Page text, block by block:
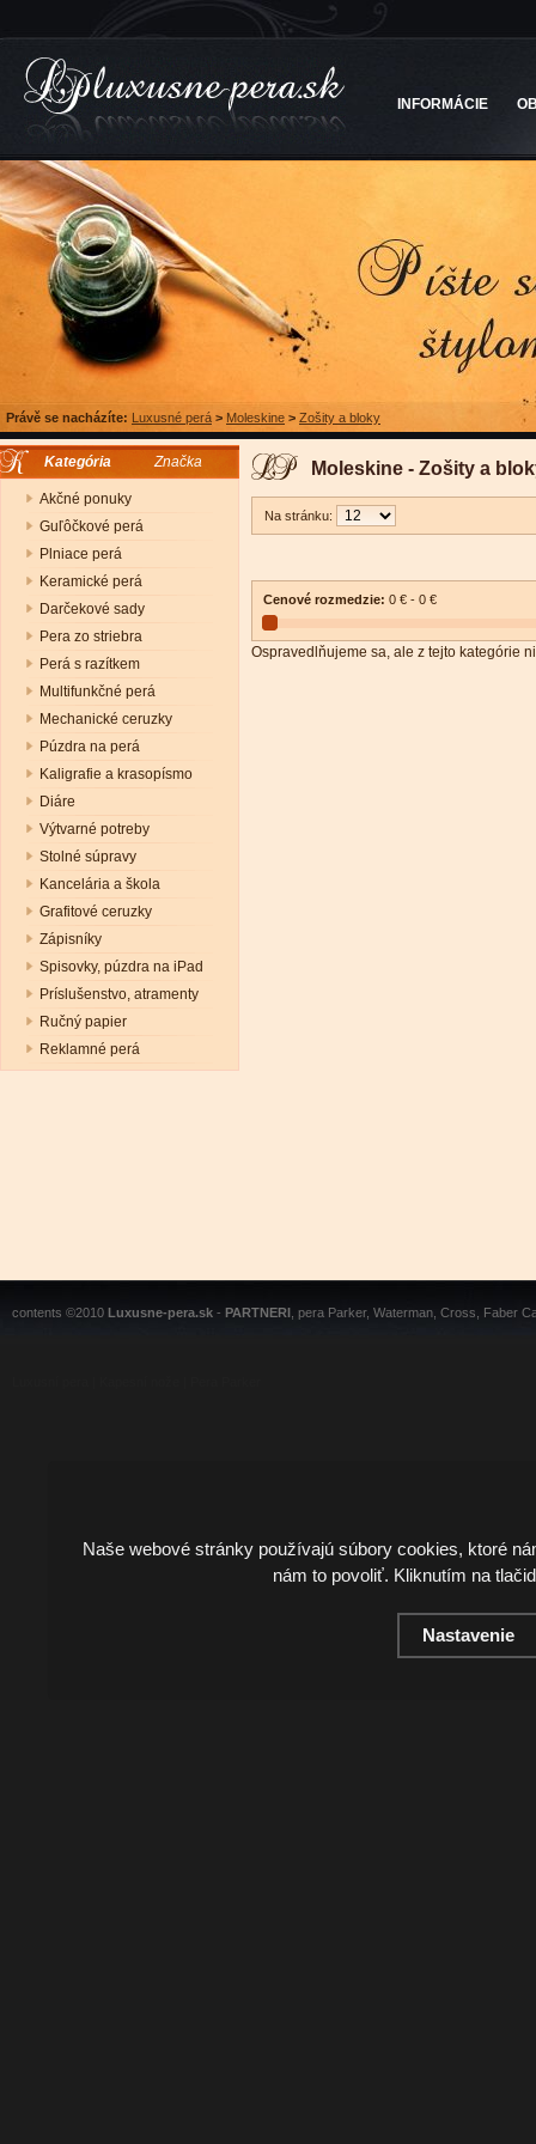
INFORMÁCIE
Právě se nacházíte: Luxusné perá > Moleskine > Zošity a bloky
Kategória Značka
Akčné ponuky
Guľôčkové perá
Plniace perá
Keramické perá
Darčekové sady
Pera zo striebra
Perá s razítkem
Multifunkčné perá
Mechanické ceruzky
Púzdra na perá
Kaligrafie a krasopísmo
Diáre
Výtvarné potreby
Stolné súpravy
Kancelária a škola
Grafitové ceruzky
Zápisníky
Spisovky, púzdra na iPad
Príslušenstvo, atramenty
Ručný papier
Reklamné perá
Moleskine - Zošity a
Na stránku:
Cenové rozmedzie: 0 € - 0 €
Ospravedlňujeme sa, ale z tejto kategórie
contents ©2010 Luxusne-pera.sk - PARTNERI , pera Parker, Waterman, Cross, Faber
Naše webové stránky používajú súbory cookies, ktoré
nám to povoliť. Kliknutím na
Nastavenie